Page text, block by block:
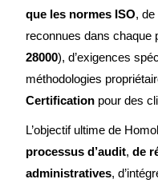
que les normes ISO,
reconnues dans chaque
28000), d’exigences
méthodologies
Certification pour des
L’objectif ultime de
processus d’audit, de
administratives,